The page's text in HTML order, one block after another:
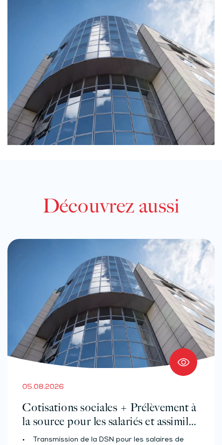
Découvrez aussi
05.08.2026
Cotisations sociales + Prélèvement à
la source pour les salariés et assimilés
(effectif d’au moins 50 salariés)
• Transmission de la DSN pour les salaires de